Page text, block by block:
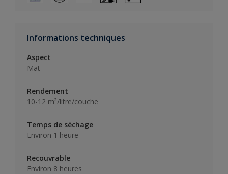
Informations techniques
Aspect
Mat
Rendement
10-12 m²/litre/couche
Temps de séchage
Environ 1 heure
Recouvrable
Environ 8 heures